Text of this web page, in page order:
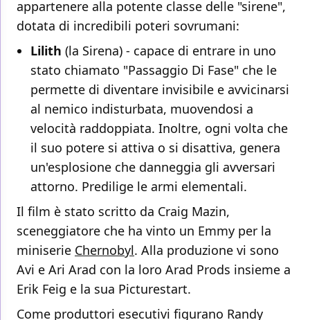
appartenere alla potente classe delle "sirene",
dotata di incredibili poteri sovrumani:
Lilith (la Sirena) - capace di entrare in uno
stato chiamato "Passaggio Di Fase" che le
permette di diventare invisibile e avvicinarsi
al nemico indisturbata, muovendosi a
velocità raddoppiata. Inoltre, ogni volta che
il suo potere si attiva o si disattiva, genera
un'esplosione che danneggia gli avversari
attorno. Predilige le armi elementali.
Il film è stato scritto da Craig Mazin,
sceneggiatore che ha vinto un Emmy per la
miniserie Chernobyl. Alla produzione vi sono
Avi e Ari Arad con la loro Arad Prods insieme a
Erik Feig e la sua Picturestart.
Come produttori esecutivi figurano Randy